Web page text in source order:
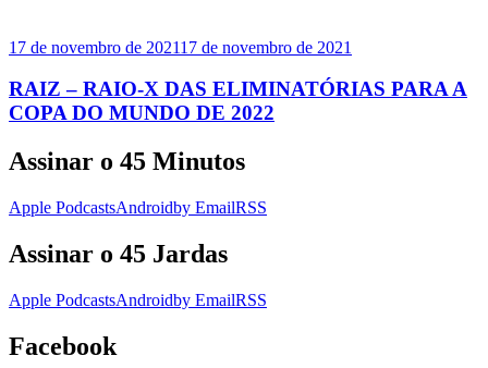
17 de novembro de 202117 de novembro de 2021
RAIZ – RAIO-X DAS ELIMINATÓRIAS PARA A
COPA DO MUNDO DE 2022
Assinar o 45 Minutos
Apple PodcastsAndroidby EmailRSS
Assinar o 45 Jardas
Apple PodcastsAndroidby EmailRSS
Facebook